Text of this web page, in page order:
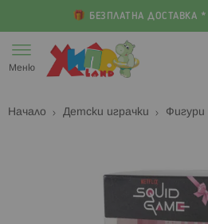
БЕЗПЛАТНА ДОСТАВКА
към
съдържанието
Меню
Начало Детски играчки Фигури